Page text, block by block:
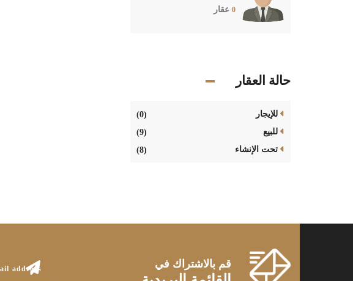
0 عقار
حالة العقار
للإيجار
(0)
للبيع
(9)
تحت الإنشاء
(8)
قم بالاشتراك في